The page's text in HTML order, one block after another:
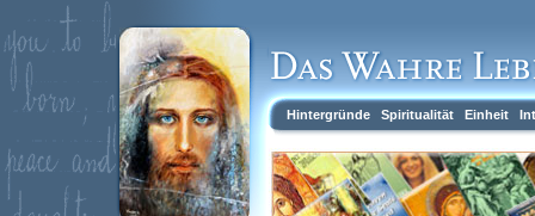
Hintergründe Spiritualität Einheit